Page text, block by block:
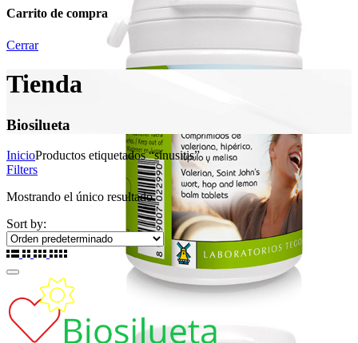
Carrito de compra
Cerrar
Tienda
Biosilueta
InicioProductos etiquetados “sinusitis”
Filters
Mostrando el único resultado
Sort by: